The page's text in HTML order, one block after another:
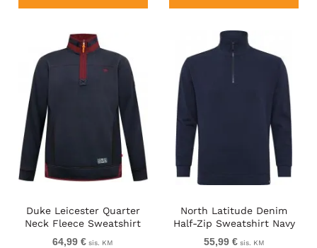
Duke Leicester Quarter
Neck Fleece Sweatshirt
Navy TALL
64,99 € sis. KM
North Latitude Denim
Half-Zip Sweatshirt Navy
Blue TALL
55,99 €sis. KM